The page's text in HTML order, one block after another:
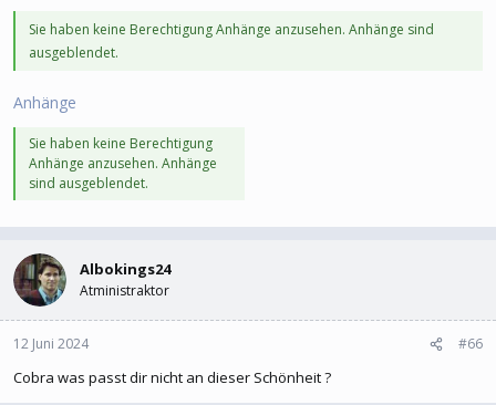
Sie haben keine Berechtigung Anhänge anzusehen. Anhänge sind
ausgeblendet.
Anhänge
Sie haben keine Berechtigung
Anhänge anzusehen. Anhänge
sind ausgeblendet.
Albokings24
Atministraktor
12 Juni 2024 #66
Cobra was passt dir nicht an dieser Schönheit ?